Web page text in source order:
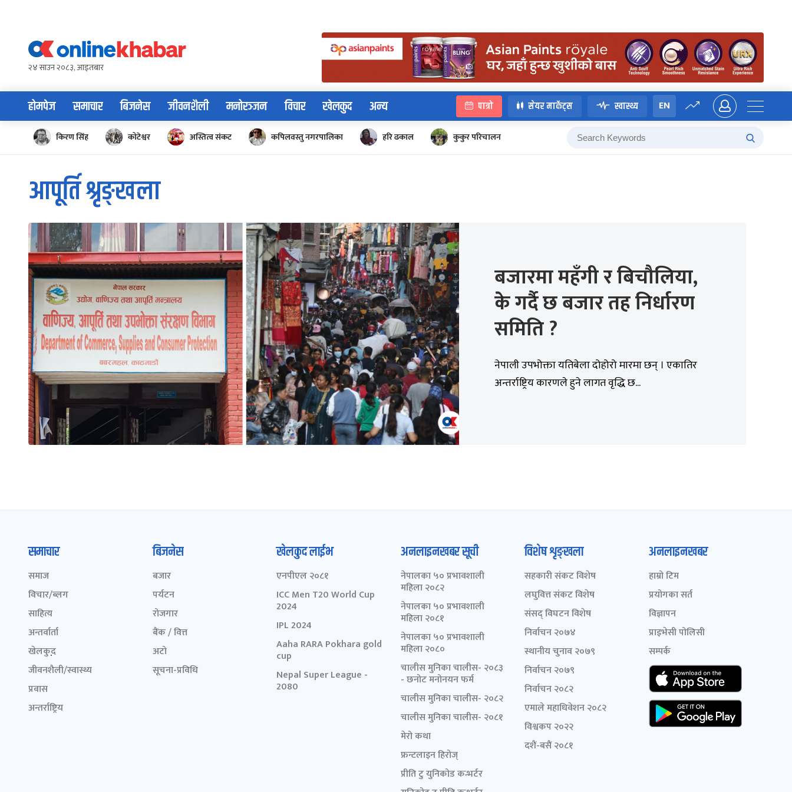
content२४ साउन २०८३, आइतबार
होमपेज समाचार बिजनेस जीवनशैली मनोरञ्जन विचार खेलकुद अन्य पात्रो सेयर मार्केट्स स्वास्थ्य EN
किरण सिंह कोटेश्वर अस्तित्व संकट कपिलवस्तु नगरपालिका हरि ढकाल कुकुर परिचालन
आपूर्ति श्रृङ्खला
बजारमा महँगी र बिचौलिया,
के गर्दै छ बजार तह निर्धारण
समिति ?
नेपाली उपभोक्ता यतिबेला दोहोरो मारमा छन् । एकातिर
अन्तर्राष्ट्रिय कारणले हुने लागत वृद्धि छ...
समाचार
समाज
विचार/ब्लग
साहित्य
अन्तर्वार्ता
खेलकुद़़
जीवनशैली/स्वास्थ्य
प्रवास
अन्तर्राष्ट्रिय
बिजनेस
बजार
पर्यटन
रोजगार
बैंक / वित्त
अटो
सूचना-प्रविधि
खेलकुद लाईभ
एनपीएल २०८१
ICC Men T20 World Cup
2024
IPL 2024
Aaha RARA Pokhara gold
cup
Nepal Super League -
2080
अनलाइनखबर सूची
नेपालका ५० प्रभावशाली
महिला २०८२
नेपालका ५० प्रभावशाली
महिला २०८१
नेपालका ५० प्रभावशाली
महिला २०८०
चालीस मुनिका चालीस- २०८३
- छनोट मनोनयन फर्म
चालीस मुनिका चालीस- २०८२
चालीस मुनिका चालीस- २०८१
मेरो कथा
फ्रन्टलाइन हिरोज्
प्रीति टु युनिकोड कन्भर्टर
विशेष शृङ्खला
सहकारी संकट विशेष
लघुवित्त संकट विशेष
संसद् विघटन विशेष
निर्वाचन २०७४
स्थानीय चुनाव २०७९
निर्वाचन २०७९
निर्वाचन २०८२
एमाले महाधिवेशन २०८२
विश्वकप २०२२
दशैं-बसैं २०८१
अनलाइनखबर
हाम्रो टिम
प्रयोगका सर्त
विज्ञापन
प्राइभेसी पोलिसी
सम्पर्क